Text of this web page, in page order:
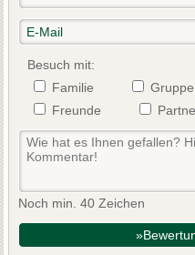
Besuch mit:
Familie
Gruppe
Freunde
Noch min. 40 Zeichen